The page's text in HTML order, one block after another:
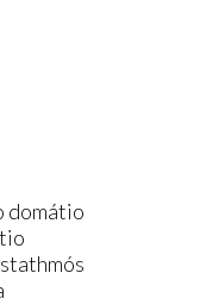
domátio